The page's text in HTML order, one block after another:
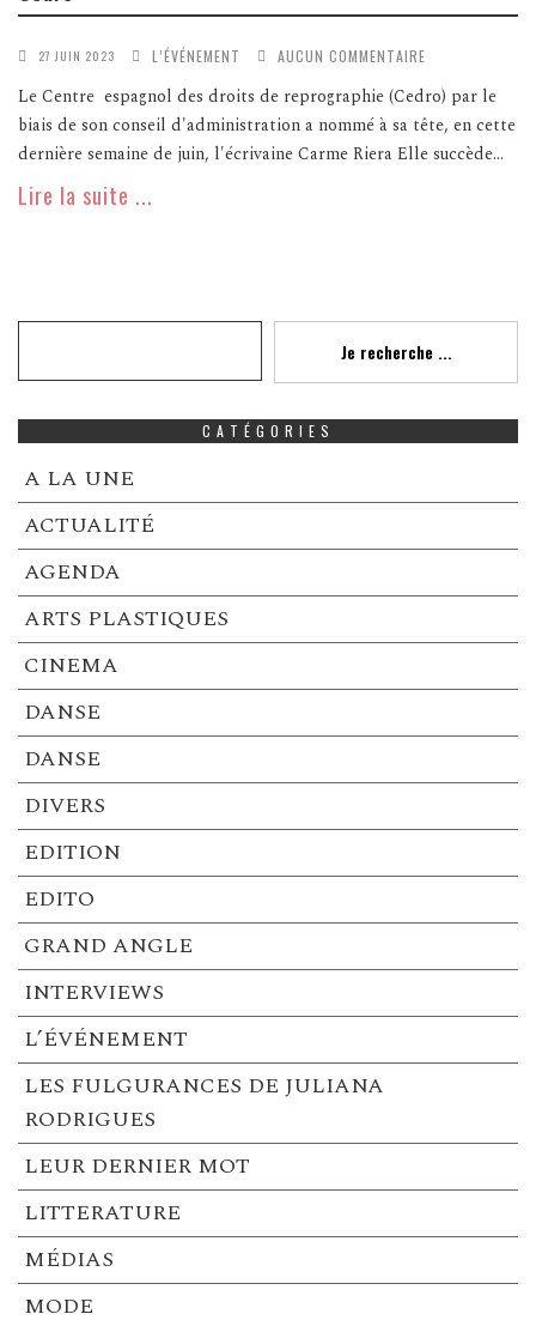
27 JUIN 2023 L’ÉVÉNEMENT AUCUN COMMENTAIRE
Le Centre espagnol des droits de reprographie (Cedro) par le
biais de son conseil d'administration a nommé à sa tête, en cette
dernière semaine de juin, l'écrivaine Carme Riera Elle succède...
Lire la suite ...
Je recherche ...
CATÉGORIES
A LA UNE
ACTUALITÉ
AGENDA
ARTS PLASTIQUES
CINEMA
DANSE
DANSE
DIVERS
EDITION
EDITO
GRAND ANGLE
INTERVIEWS
L’ÉVÉNEMENT
LES FULGURANCES DE JULIANA
RODRIGUES
LEUR DERNIER MOT
LITTERATURE
MÉDIAS
MODE